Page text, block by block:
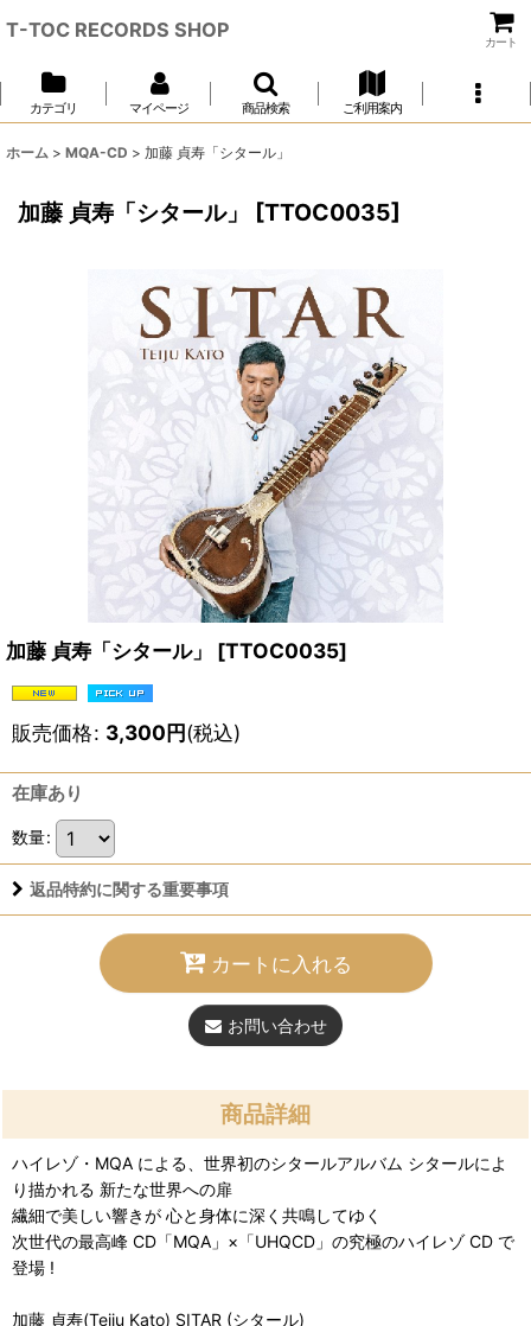
T-TOC RECORDS SHOP
カート
カテゴリ マイページ 商品検索 ご利用案内
ホーム > MQA-CD > 加藤 貞寿「シタール」
加藤 貞寿「シタール」 [TTOC0035]
加藤 貞寿「シタール」 [TTOC0035]
販売価格: 3,300円(税込)
在庫あり
数量:
返品特約に関する重要事項
カートに入れる
お問い合わせ
商品詳細
ハイレゾ・MQA による、世界初のシタールアルバム シタールによ
り描かれる 新たな世界への扉
繊細で美しい響きが 心と身体に深く共鳴してゆく
次世代の最高峰 CD「MQA」×「UHQCD」の究極のハイレゾ CD で
登場 !
加藤 貞寿(Teiju Kato) SITAR (シタール)